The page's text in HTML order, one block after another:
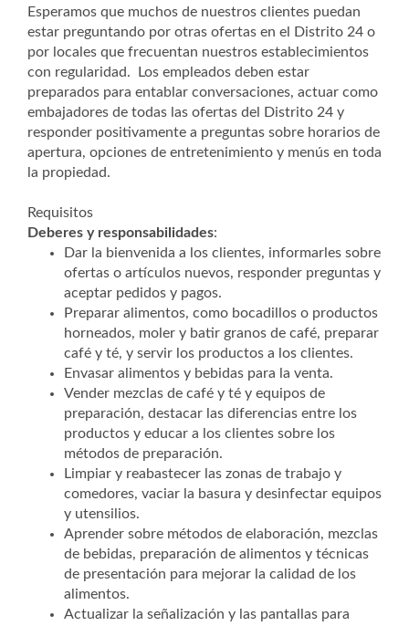
Esperamos que muchos de nuestros clientes puedan
estar preguntando por otras ofertas en el Distrito 24 o
por locales que frecuentan nuestros establecimientos
con regularidad. Los empleados deben estar
preparados para entablar conversaciones, actuar como
embajadores de todas las ofertas del Distrito 24 y
responder positivamente a preguntas sobre horarios de
apertura, opciones de entretenimiento y menús en toda
la propiedad.
Requisitos
Deberes y responsabilidades:
Dar la bienvenida a los clientes, informarles sobre
ofertas o artículos nuevos, responder preguntas y
aceptar pedidos y pagos.
Preparar alimentos, como bocadillos o productos
horneados, moler y batir granos de café, preparar
café y té, y servir los productos a los clientes.
Envasar alimentos y bebidas para la venta.
Vender mezclas de café y té y equipos de
preparación, destacar las diferencias entre los
productos y educar a los clientes sobre los
métodos de preparación.
Limpiar y reabastecer las zonas de trabajo y
comedores, vaciar la basura y desinfectar equipos
y utensilios.
Aprender sobre métodos de elaboración, mezclas
de bebidas, preparación de alimentos y técnicas
de presentación para mejorar la calidad de los
alimentos.
Actualizar la señalización y las pantallas para